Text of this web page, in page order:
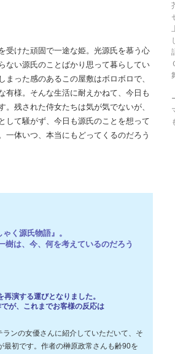
受けた頑固で一途な姫。光源氏を慕う心
ない源氏のことばかり思って暮らしてい
った感のあるこの屋敷はボロボロで、
有様。そんな生活に耐えかねて、今日も
残された侍女たちは気が気でないが、
して騒がず、今日も源氏のことを想って
一体いつ、本当にもどってくるのだろう
く源氏物語』。
樹は、今、何を考えているのだろう
演する運びとなりました。
が、これまでお客様の反応は
ンの女優さんに紹介していただいて、そ
初です。作者の榊原政常さんも齢90を